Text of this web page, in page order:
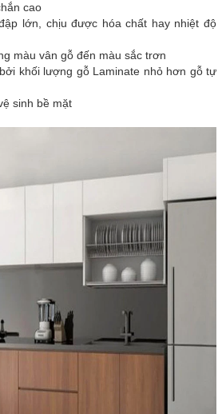
cao
lớn, chịu được hóa chất hay nhiệt độ
màu vân gỗ đến màu sắc trơn
khối lượng gỗ Laminate nhỏ hơn gỗ tự
sinh bề mặt